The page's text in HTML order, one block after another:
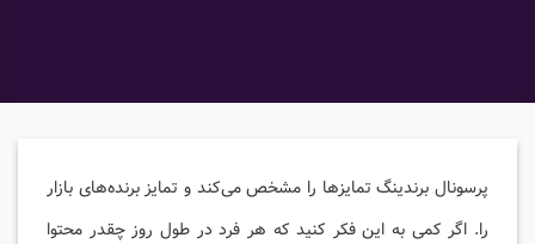
پرسونال برندینگ تمایزها را مشخص می‌کند و تمایز برنده‌های بازار
را. اگر کمی به این فکر کنید که هر فرد در طول روز چقدر محتوا